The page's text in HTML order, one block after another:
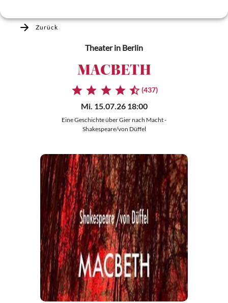
Zurück
Theaterin Berlin
MACBETH
(437)
Mi. 15.07.26 18:00
Eine Geschichte über Gier nach Macht -
Shakespeare/von Düffel